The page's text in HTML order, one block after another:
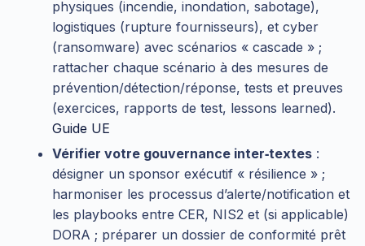
physiques (incendie, inondation, sabotage),
logistiques (rupture fournisseurs), et cyber
(ransomware) avec scénarios « cascade » ;
rattacher chaque scénario à des mesures de
prévention/détection/réponse, tests et preuves
(exercices, rapports de test, lessons learned).
Guide UE
Vérifier votre gouvernance inter‑textes :
désigner un sponsor exécutif « résilience » ;
harmoniser les processus d’alerte/notification et
les playbooks entre CER, NIS2 et (si applicable)
DORA ; préparer un dossier de conformité prêt